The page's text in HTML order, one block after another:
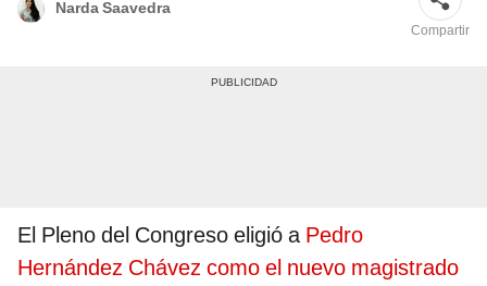
Narda Saavedra
Compartir
El Pleno del Congreso eligió a Pedro
Hernández Chávez como el nuevo magistrado